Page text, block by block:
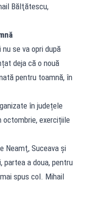
Bălţătescu,
se va opri după
deja că o nouă
pentru toamnă, în
în județele
octombrie, exercițiile
Neamţ, Suceava şi
partea a doua, pentru
spus col. Mihail